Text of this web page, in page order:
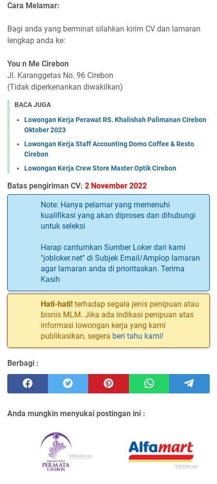
Cara Melamar:
Bagi anda yang berminat silahkan kirim CV dan lamaran
lengkap anda ke:
You n Me Cirebon
Jl. Karanggetas No. 96 Cirebon
(Tidak diperkenankan diwakilkan)
BACA JUGA
Lowongan Kerja Perawat RS. Khalishah Palimanan Cirebon
Oktober 2023
Lowongan Kerja Staff Accounting Domo Coffee & Resto
Cirebon
Lowongan Kerja Crew Store Master Optik Cirebon
Batas pengiriman CV: 2 November 2022
Note: Hanya pelamar yang memenuhi
kualifikasi yang akan diproses dan dihubungi
untuk seleksi
Harap cantumkan Sumber Loker dari kami
"jobloker.net" di Subjek Email/Amplop lamaran
agar lamaran anda di prioritaskan. Terima
Kasih
Hati-hati! terhadap segala jenis penipuan atau
bisnis MLM. Jika ada indikasi penipuan atas
informasi lowongan kerja yang kami
publikasikan, segera beri tahu kami!
Berbagi :
Anda mungkin menyukai postingan ini :